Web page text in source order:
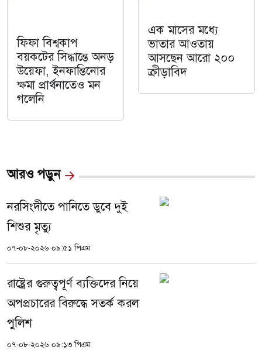
ফিফা বিশ্বকাপ
বয়কটের সিদ্ধান্তে অনড়
উয়েফা, ইনফান্তিনোর
ক্ষমা প্রার্থনাতেও মন
গলেনি
এক মাসের মধ্যে
ভাতার আওতায়
আসছেন আরো ২০০
ক্রীড়াবিদ
আরও পড়ুন
নরসিংদীতে পানিতে ডুবে দুই
শিশুর মৃত্যু
০৭-০৮-২০২৬ ০৯:৫১ পিএম
রাষ্ট্রের গুরুত্বপূর্ণ ব্যক্তিদের নিয়ে
অপপ্রচারের বিরুদ্ধে সতর্ক করল
পুলিশ
০৭-০৮-২০২৬ ০৯:১৩ পিএম